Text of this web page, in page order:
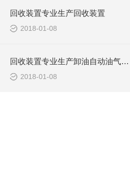
回收装置专业生产回收装置
2018-01-08
回收装置专业生产卸油自动油气回收装置
2018-01-08